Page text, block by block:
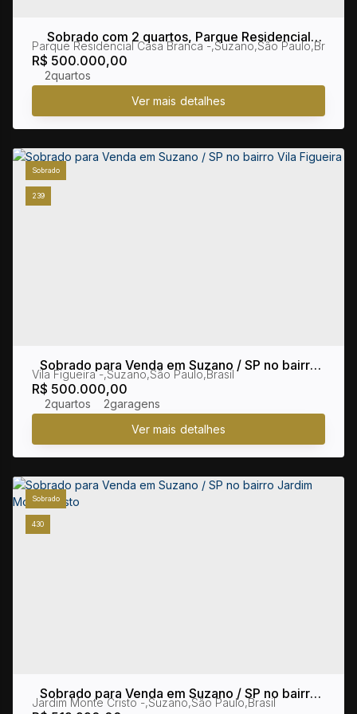
Sobrado com 2 quartos, Parque Residencial
Casa Branca - Suzano
R$ 500.000,00
Parque Residencial Casa Branca ,Suzano,São Paulo,Brasil
2
239
Sobrado
Sobrado para Venda em Suzano / SP no bairro
Vila Figueira
R$ 500.000,00
Vila Figueira ,Suzano,São Paulo,Brasil
2 2
430
Sobrado
Sobrado para Venda em Suzano / SP no bairro
Jardim Monte Cristo
Jardim Monte Cristo ,Suzano,São Paulo,Brasil